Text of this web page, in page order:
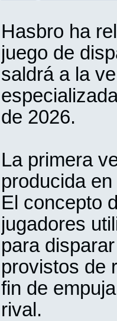
Hasbro ha
juego de
saldrá a la
de 2026.
La primera
producida
El concepto
jugadores
para
provistos de
fin de
rival.